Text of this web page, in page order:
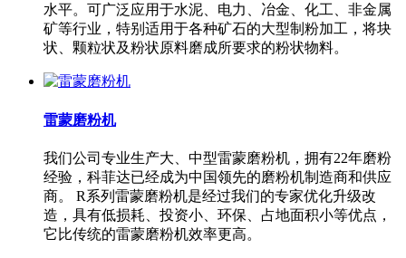
水平。可广泛应用于水泥、电力、冶金、化工、非金属
矿等行业，特别适用于各种矿石的大型制粉加工，将块
状、颗粒状及粉状原料磨成所要求的粉状物料。
雷蒙磨粉机
我们公司专业生产大、中型雷蒙磨粉机，拥有22年磨粉
经验，科菲达已经成为中国领先的磨粉机制造商和供应
商。 R系列雷蒙磨粉机是经过我们的专家优化升级改
造，具有低损耗、投资小、环保、占地面积小等优点，
它比传统的雷蒙磨粉机效率更高。